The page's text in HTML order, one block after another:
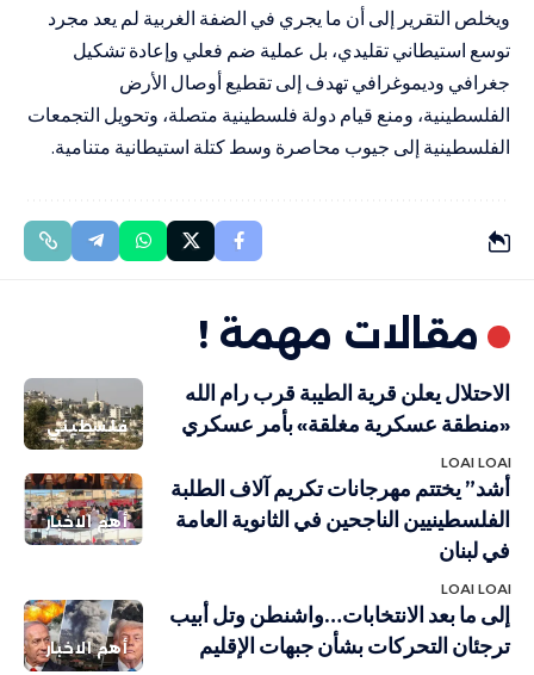
ويخلص التقرير إلى أن ما يجري في الضفة الغربية لم يعد مجرد
توسع استيطاني تقليدي، بل عملية ضم فعلي وإعادة تشكيل
جغرافي وديموغرافي تهدف إلى تقطيع أوصال الأرض
الفلسطينية، ومنع قيام دولة فلسطينية متصلة، وتحويل التجمعات
الفلسطينية إلى جيوب محاصرة وسط كتلة استيطانية متنامية.
مقالات مهمة !
فلسطيني
الاحتلال يعلن قرية الطيبة قرب رام الله
«منطقة عسكرية مغلقة» بأمر عسكري
LOAI LOAI
أهم الاخبار
أشد” يختتم مهرجانات تكريم آلاف الطلبة
الفلسطينيين الناجحين في الثانوية العامة
في لبنان
LOAI LOAI
أهم الاخبار
إلى ما بعد الانتخابات…واشنطن وتل أبيب
ترجئان التحركات بشأن جبهات الإقليم